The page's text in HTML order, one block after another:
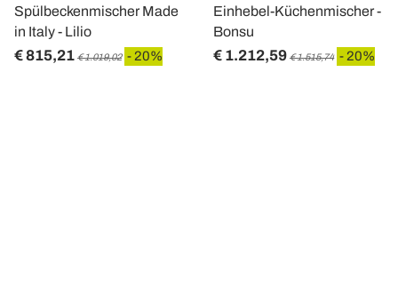
Spülbeckenmischer Made
in Italy - Lilio
€ 815,21 € 1.019,02 - 20%
Einhebel-Küchenmischer -
Bonsu
€ 1.212,59 € 1.515,74 - 20%